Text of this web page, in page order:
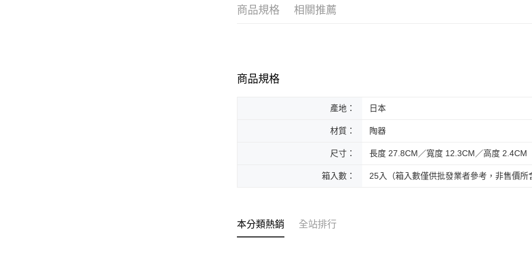
商品規格 相關推薦
商品規格
產地： 日本
材質： 陶器
尺寸： 長度 27.8CM／寬度 12.3CM／高度 2.4CM
箱入數： 25入（箱入數僅供批發業者參考，非售價所
本分類熱銷 全站排行